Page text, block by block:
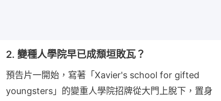
2. 變種人學院早已成頹垣敗瓦？
預告片一開始，寫著「Xavier's school for gifted
youngsters」的變重人學院招牌從大門上脫下，置身